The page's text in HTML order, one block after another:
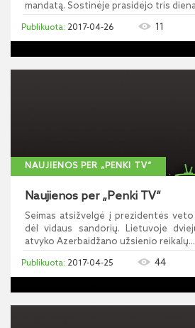
mandatą. Sostinėje prasidėjo tris
2017-04-26 11
NAUJIENOS PER „PENKI TV“
Naujienos per „Penki TV“
Seimas atsižvelgė į prezidentės
dėl vidaus sandorių. Lietuvoje
atvyko Azerbaidžano užsienio reikalų...
2017-04-25 44